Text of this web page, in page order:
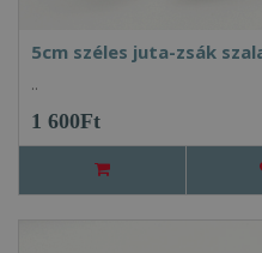
5cm széles juta-zsák
..
1 600Ft